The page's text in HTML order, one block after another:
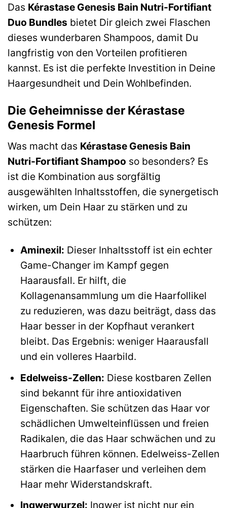
Das Kérastase Genesis Bain Nutri-Fortifiant
Duo Bundles bietet Dir gleich zwei Flaschen
dieses wunderbaren Shampoos, damit Du
langfristig von den Vorteilen profitieren
kannst. Es ist die perfekte Investition in Deine
Haargesundheit und Dein Wohlbefinden.
Die Geheimnisse der Kérastase
Genesis Formel
Was macht das Kérastase Genesis Bain
Nutri-Fortifiant Shampoo so besonders? Es
ist die Kombination aus sorgfältig
ausgewählten Inhaltsstoffen, die synergetisch
wirken, um Dein Haar zu stärken und zu
schützen:
Aminexil: Dieser Inhaltsstoff ist ein echter
Game-Changer im Kampf gegen
Haarausfall. Er hilft, die
Kollagenansammlung um die Haarfollikel
zu reduzieren, was dazu beiträgt, dass das
Haar besser in der Kopfhaut verankert
bleibt. Das Ergebnis: weniger Haarausfall
und ein volleres Haarbild.
Edelweiss-Zellen: Diese kostbaren Zellen
sind bekannt für ihre antioxidativen
Eigenschaften. Sie schützen das Haar vor
schädlichen Umwelteinflüssen und freien
Radikalen, die das Haar schwächen und zu
Haarbruch führen können. Edelweiss-Zellen
stärken die Haarfaser und verleihen dem
Haar mehr Widerstandskraft.
Ingwerwurzel: Ingwer ist nicht nur ein